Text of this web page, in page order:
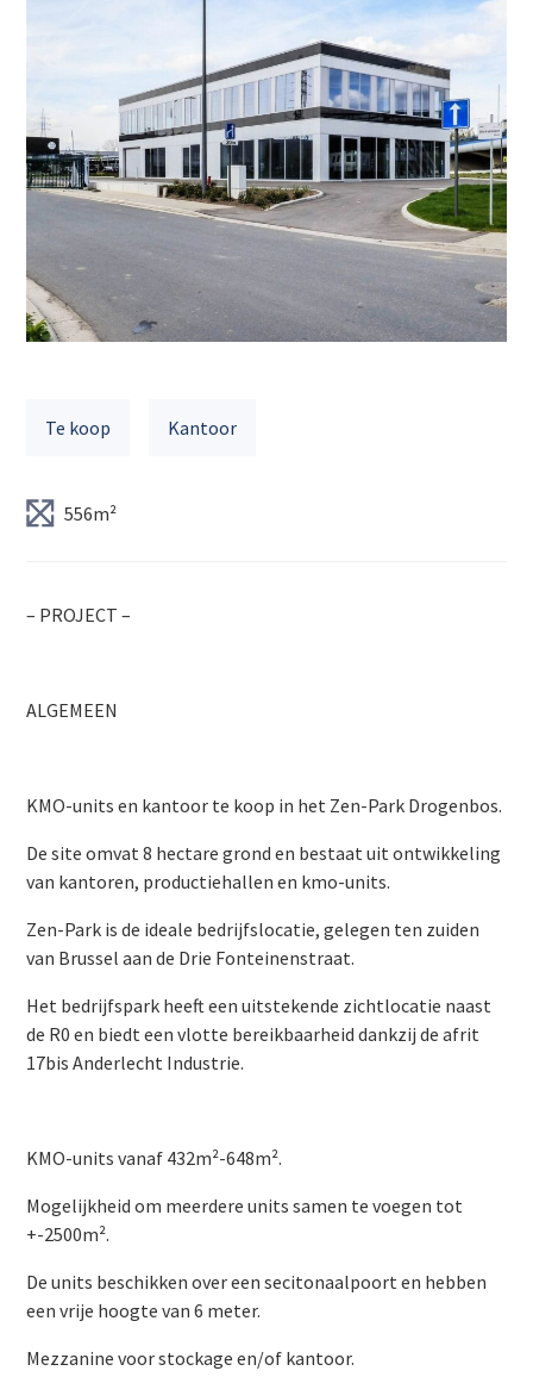
Te koop Kantoor
556m²
– PROJECT –
ALGEMEEN
KMO-units en kantoor te koop in het Zen-Park Drogenbos.
De site omvat 8 hectare grond en bestaat uit ontwikkeling
van kantoren, productiehallen en kmo-units.
Zen-Park is de ideale bedrijfslocatie, gelegen ten zuiden
van Brussel aan de Drie Fonteinenstraat.
Het bedrijfspark heeft een uitstekende zichtlocatie naast
de R0 en biedt een vlotte bereikbaarheid dankzij de afrit
17bis Anderlecht Industrie.
KMO-units vanaf 432m²-648m².
Mogelijkheid om meerdere units samen te voegen tot
+-2500m².
De units beschikken over een secitonaalpoort en hebben
een vrije hoogte van 6 meter.
Mezzanine voor stockage en/of kantoor.